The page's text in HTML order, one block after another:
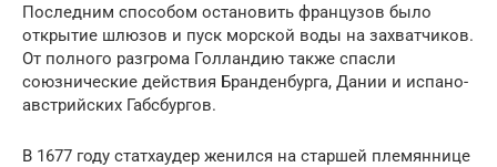
Последним способом остановить французов было
открытие шлюзов и пуск морской воды на захватчиков.
От полного разгрома Голландию также спасли
союзнические действия Бранденбурга, Дании и испано-
австрийских Габсбургов.
В 1677 году статхаудер женился на старшей племяннице